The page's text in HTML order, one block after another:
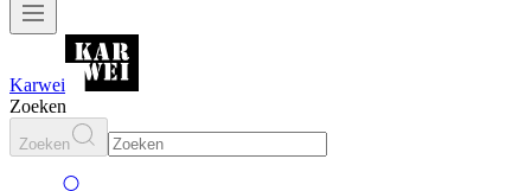
Karwei
Zoeken
Zoeken